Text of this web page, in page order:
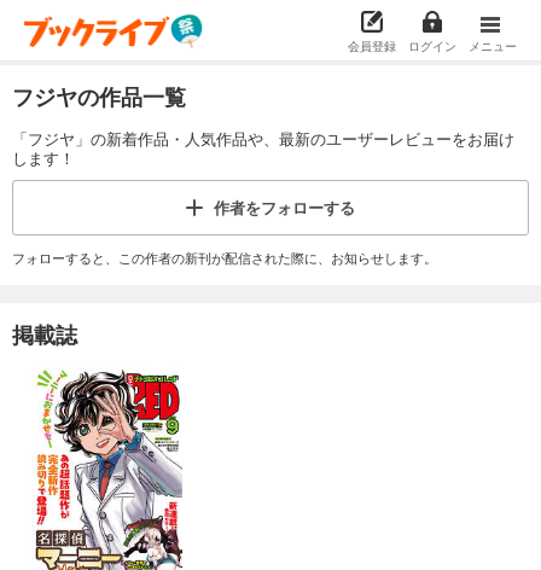
会員登録 ログイン メニュー
フジヤの作品一覧
「フジヤ」の新着作品・人気作品や、最新のユーザーレビューをお届け
します！
作者をフォローする
フォローすると、この作者の新刊が配信された際に、お知らせします。
掲載誌